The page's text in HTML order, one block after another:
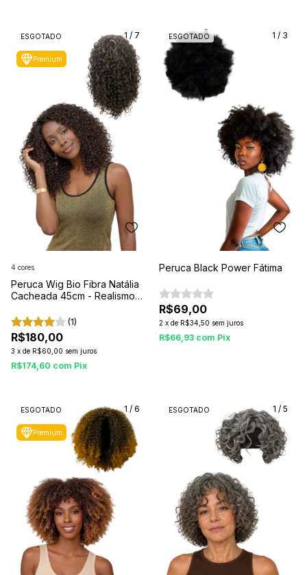
Premium
1 / 7
ESGOTADO
Peruca Wig Bio Fibra Natália
Cacheada 45cm - Realismo
(1)
R$180,00
3 x de R$60,00 sem juros
R$174,60 com Pix
4 cores
1 / 3
ESGOTADO
Peruca Black Power Fátima
R$69,00
2 x de R$34,50 sem juros
R$66,93 com Pix
Premium
1 / 6
ESGOTADO 1 / 5
ESGOTADO